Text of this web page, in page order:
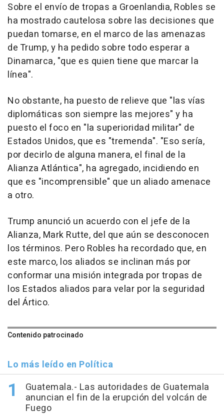
Sobre el envío de tropas a Groenlandia, Robles se
ha mostrado cautelosa sobre las decisiones que
puedan tomarse, en el marco de las amenazas
de Trump, y ha pedido sobre todo esperar a
Dinamarca, "que es quien tiene que marcar la
línea".
No obstante, ha puesto de relieve que "las vías
diplomáticas son siempre las mejores" y ha
puesto el foco en "la superioridad militar" de
Estados Unidos, que es "tremenda". "Eso sería,
por decirlo de alguna manera, el final de la
Alianza Atlántica", ha agregado, incidiendo en
que es "incomprensible" que un aliado amenace
a otro.
Trump anunció un acuerdo con el jefe de la
Alianza, Mark Rutte, del que aún se desconocen
los términos. Pero Robles ha recordado que, en
este marco, los aliados se inclinan más por
conformar una misión integrada por tropas de
los Estados aliados para velar por la seguridad
del Ártico.
Contenido patrocinado
Lo más leído en Política
Guatemala.- Las autoridades de Guatemala
anuncian el fin de la erupción del volcán de
Fuego